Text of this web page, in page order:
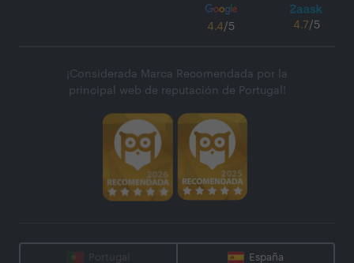
4.4/5 4.7/5
¡Considerada Marca Recomendada por la
principal web de reputación de Portugal!
Portugal España